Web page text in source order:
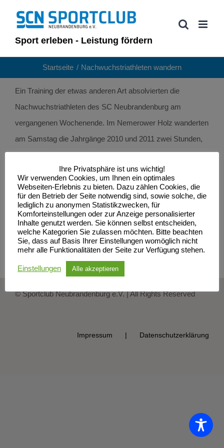
Inhalt
springenSport erleben - Leistung fördern
Startseite Nachwuchstriathleten wandern
Ein Training der etwas anderen Art absolvierten die
Nachwuchstriathleten des SC Neubrandenburg am
vergangenen Wochenende. Im Nemerower Holz wanderten
am Samstag die Jahrgänge 2010 und 2011 zwei Stunden,
am Sonntag die Jahrgänge 2008 und 2009 drei Stunden.
Und obwohl das gesamte Wochenende als verregnet in
Erinnerung ist, blieben bis auf die Schuhe alle Kinder
trocken, weil genau in den Wanderzeiten der Himmel ein
Einsehen hatte und die Schleusen schloß. Die Bilder der
Wanderungen findet ihr in der Galerie der Triathleten.
© Sportclub Neubrandenburg e.V. | All Rights Reserved
Impressum Datenschutzerklärung
Ihre Privatsphäre ist uns wichtig!
Wir verwenden Cookies, um Ihnen ein optimales
Webseiten-Erlebnis zu bieten. Dazu zählen Cookies, die
für den Betrieb der Seite notwendig sind, sowie solche, die
lediglich zu anonymen Statistikzwecken, für
Komforteinstellungen oder zur Anzeige personalisierter
Inhalte genutzt werden. Sie können selbst entscheiden,
welche Kategorien Sie zulassen möchten. Bitte beachten
Sie, dass auf Basis Ihrer Einstellungen womöglich nicht
mehr alle Funktionalitäten der Seite zur Verfügung stehen.
Einstellungen Alle akzeptieren